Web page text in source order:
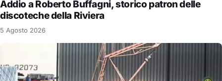
Addio a Roberto Buffagni, storico patron delle
discoteche della Riviera
5 Agosto 2026